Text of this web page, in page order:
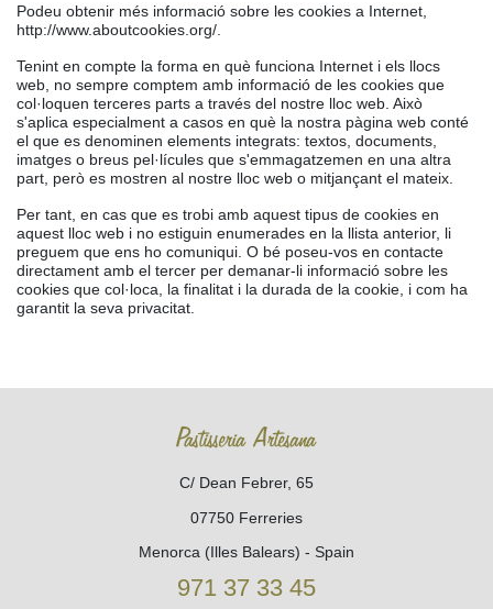
Podeu obtenir més informació sobre les cookies a Internet,
http://www.aboutcookies.org/.
Tenint en compte la forma en què funciona Internet i els llocs
web, no sempre comptem amb informació de les cookies que
col·loquen terceres parts a través del nostre lloc web. Això
s'aplica especialment a casos en què la nostra pàgina web conté
el que es denominen elements integrats: textos, documents,
imatges o breus pel·lícules que s'emmagatzemen en una altra
part, però es mostren al nostre lloc web o mitjançant el mateix.
Per tant, en cas que es trobi amb aquest tipus de cookies en
aquest lloc web i no estiguin enumerades en la llista anterior, li
preguem que ens ho comuniqui. O bé poseu-vos en contacte
directament amb el tercer per demanar-li informació sobre les
cookies que col·loca, la finalitat i la durada de la cookie, i com ha
garantit la seva privacitat.
Pastisseria Artesana
C/ Dean Febrer, 65
07750 Ferreries
Menorca (Illes Balears) - Spain
971 37 33 45